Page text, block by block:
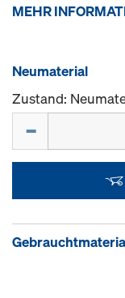
MEHR
Neumaterial
Zustand: